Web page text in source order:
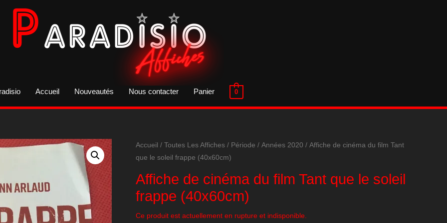
Accueil Nouveautés Nous contacter Panier 0
Accueil / Toutes Les Affiches / Période / Années 2020 / Affiche de cinéma du film Tant
que le soleil frappe (40x60cm)
Affiche de cinéma du film Tant que le soleil
frappe (40x60cm)
Ce produit est actuellement en rupture et indisponible.